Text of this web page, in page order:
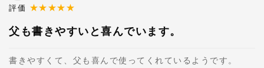
父も書きやすいと喜んでいます。
書きやすくて、父も喜んで使ってくれているようです。